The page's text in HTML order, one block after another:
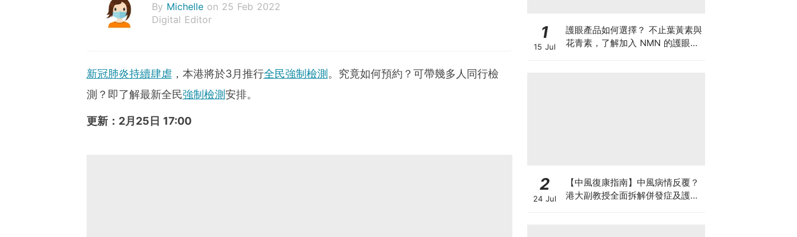
By Michelle on 25 Feb 2022
Digital Editor
新冠肺炎持續肆虐，本港將於3月推行全民強制檢測 。究竟如何預約？可帶幾多人同行檢
測？即了解最新全民強制檢測安排。
更新：2月25日 17:00
1
15 Jul
護眼產品如何選擇？ 不止葉黃素與
花青素，了解加入 NMN 的護眼方
2
24 Jul
【中風復康指南】中風病情反覆？
港大副教授全面拆解併發症及護理